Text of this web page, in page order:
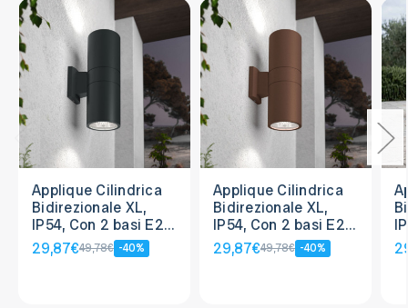
Applique Cilindrica
Bidirezionale XL,
IP54, Con 2 basi E27
- Nera
29,87€49,78€ -40%
Applique Cilindrica
Bidirezionale XL,
IP54, Con 2 basi E27
- Corten
29,87€49,78€ -40%
-